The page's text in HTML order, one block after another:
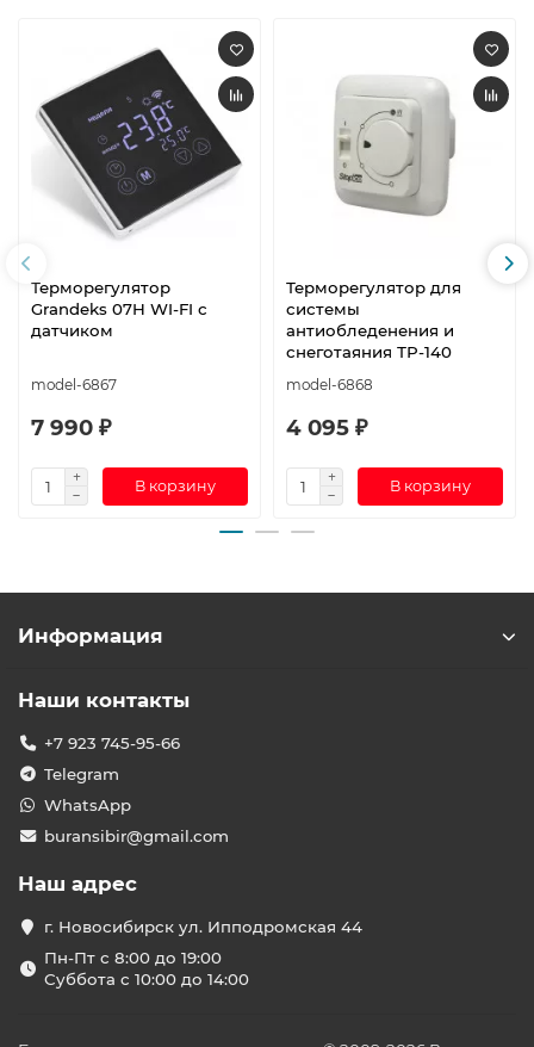
Терморегулятор
Grandeks 07H WI-FI с
датчиком
model-6867
7 990 ₽
В корзину
Терморегулятор для
системы
антиобледенения и
снеготаяния ТР-140
model-6868
4 095 ₽
В корзину
Информация
Наши контакты
+7 923 745-95-66
Telegram
WhatsApp
buransibir@gmail.com
Наш адрес
г. Новосибирск ул. Ипподромская 44
Пн-Пт с 8:00 до 19:00
Суббота с 10:00 до 14:00